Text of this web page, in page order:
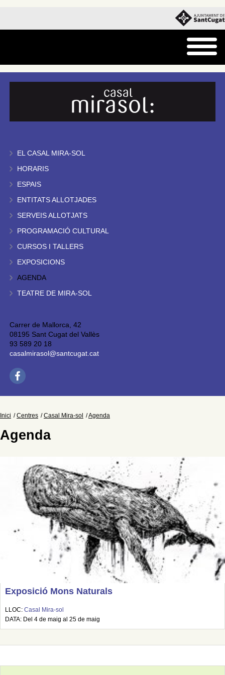
EL CASAL MIRA-SOL
HORARIS
ESPAIS
ENTITATS ALLOTJADES
SERVEIS ALLOTJATS
PROGRAMACIÓ CULTURAL
CURSOS I TALLERS
EXPOSICIONS
AGENDA
TEATRE DE MIRA-SOL
Carrer de Mallorca, 42
08195 Sant Cugat del Vallès
93 589 20 18
casalmirasol@santcugat.cat
Inici Centres Casal Mira-sol Agenda
Agenda
Exposició Mons Naturals
LLOC: Casal Mira-sol
DATA: Del 4 de maig al 25 de maig